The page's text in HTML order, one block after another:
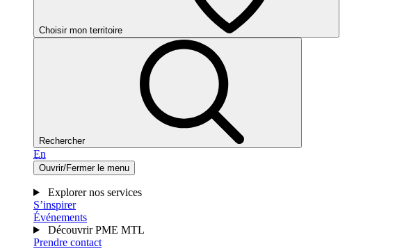
Choisir mon territoire
Rechercher
En
Ouvrir/Fermer le menu
Explorer nos services
S’inspirer
Événements
Découvrir PME MTL
Prendre contact